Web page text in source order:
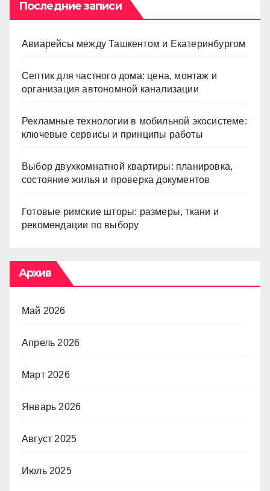
Последние записи
Авиарейсы между Ташкентом и Екатеринбургом
Септик для частного дома: цена, монтаж и
организация автономной канализации
Рекламные технологии в мобильной экосистеме:
ключевые сервисы и принципы работы
Выбор двухкомнатной квартиры: планировка,
состояние жилья и проверка документов
Готовые римские шторы: размеры, ткани и
рекомендации по выбору
Архив
Май 2026
Апрель 2026
Март 2026
Январь 2026
Август 2025
Июль 2025